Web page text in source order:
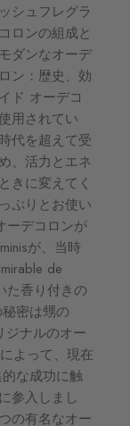
シュフレグラ
ロンの組成と
ダンなオーデ
ン：歴史、効
ド オーデコ
用されてい
代を超えて受
、活力とエネ
きに変えてく
ぷりとお使い
ーデコロンが
が、当時
de
た香り付きの
密は甥の
ジナルのオー
よって、現在
な成功に触
参入しまし
の有名なオー